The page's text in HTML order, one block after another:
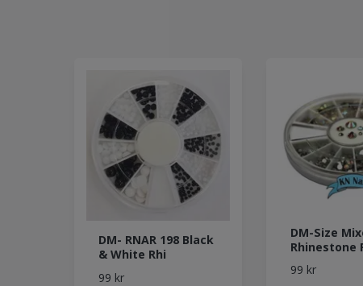
DM- RNAR 198 Black
& White Rhi
99 kr
DM-Size
Rhinestone
99 kr